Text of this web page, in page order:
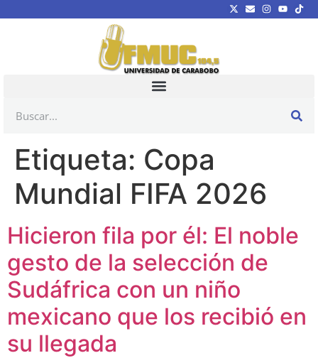
Etiqueta: Copa
Mundial FIFA 2026
Hicieron fila por él: El noble
gesto de la selección de
Sudáfrica con un niño
mexicano que los recibió en
su llegada